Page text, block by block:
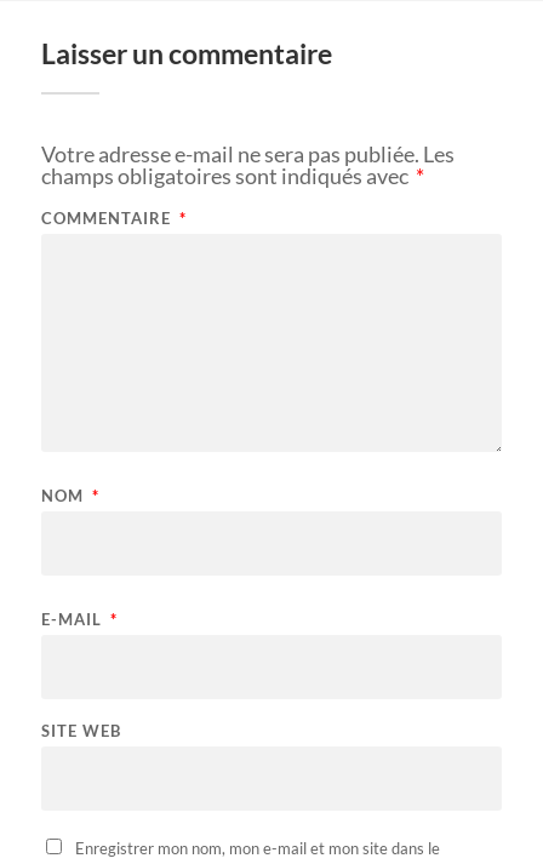
Laisser un commentaire
Votre adresse e-mail ne sera pas publiée. Les
champs obligatoires sont indiqués avec *
COMMENTAIRE *
NOM *
E-MAIL *
SITE WEB
Enregistrer mon nom, mon e-mail et mon site dans le